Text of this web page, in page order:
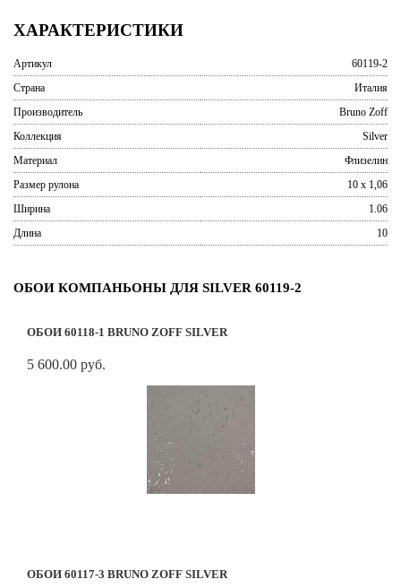
ХАРАКТЕРИСТИКИ
Артикул
60119-2
Страна
Италия
Производитель
Bruno Zoff
Коллекция
Silver
Материал
Флизелин
Размер рулона
10 x 1,06
Ширина
1.06
Длина
10
ОБОИ КОМПАНЬОНЫ ДЛЯ SILVER 60119-2
ОБОИ 60118-1 BRUNO ZOFF SILVER
5 600.00 руб.
ОБОИ 60117-3 BRUNO ZOFF SILVER